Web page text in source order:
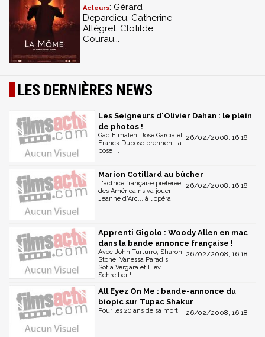
Acteurs: Gérard
Depardieu, Catherine
Allégret, Clotilde
Courau...
LES DERNIÈRES NEWS
Les Seigneurs d'Olivier Dahan : le plein
de photos !
26/02/2008, 16:18
Gad Elmaleh, José Garcia et
Franck Dubosc prennent la
pose ...
Marion Cotillard au bûcher
26/02/2008, 16:18
L'actrice française préférée
des Américains va jouer
Jeanne d'Arc... à l'opéra.
Apprenti Gigolo : Woody Allen en mac
dans la bande annonce française !
26/02/2008, 16:18
Avec John Turturro, Sharon
Stone, Vanessa Paradis,
Sofía Vergara et Liev
Schreiber !
All Eyez On Me : bande-annonce du
biopic sur Tupac Shakur
26/02/2008, 16:18
Pour les 20 ans de sa mort